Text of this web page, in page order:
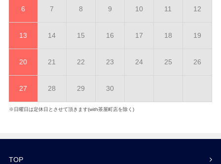
6 7 8 9 10 11 12
13 14 15 16 17 18 19
20 21 22 23 24 25 26
27 28 29 30
※日曜日は定休日とさせて頂きます(with茶屋町店を除く)
TOP